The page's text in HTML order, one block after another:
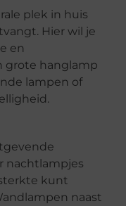
plek in huis
Hier wil je
en
grote hanglamp
lampen of
nachtlampjes
kunt
naast